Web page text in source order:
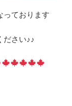
っております
ださい♪♪